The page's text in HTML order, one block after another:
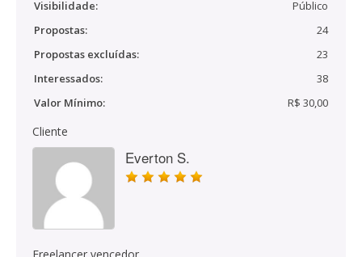
Visibilidade:
Público
Propostas:
24
Propostas excluídas:
23
Interessados:
38
Valor Mínimo:
R$ 30,00
Cliente
Everton S.